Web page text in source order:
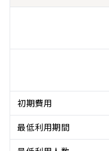
初期費用
最低利用期間